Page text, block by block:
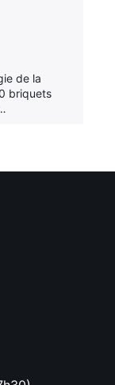
de la
briquets